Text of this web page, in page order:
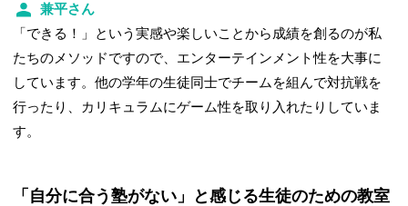
兼平さん
「できる！」という実感や楽しいことから成績を創るのが私
たちのメソッドですので、エンターテインメント性を大事に
しています。他の学年の生徒同士でチームを組んで対抗戦を
行ったり、カリキュラムにゲーム性を取り入れたりしていま
す。
「自分に合う塾がない」と感じる生徒のための教室